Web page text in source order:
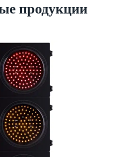
продукции